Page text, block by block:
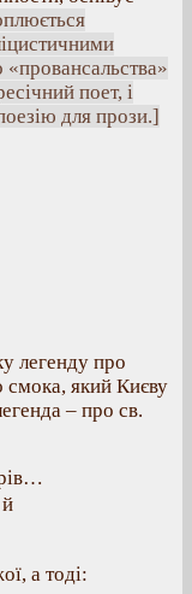
«провансальства»
поет, і
для прози.]
легенду про
який Києву
– про св.
а тоді: